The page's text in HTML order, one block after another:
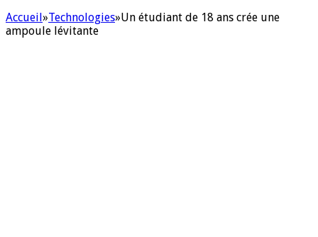
Accueil»Technologies»Un étudiant de 18 ans crée une
ampoule lévitante